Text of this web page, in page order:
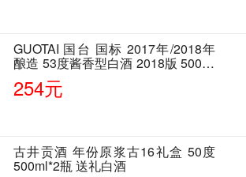
GUOTAI 国台 国标 2017年/2018年
酿造 53度酱香型白酒 2018版 500ml
单瓶装
254元
古井贡酒 年份原浆古16礼盒 50度
500ml*2瓶 送礼白酒